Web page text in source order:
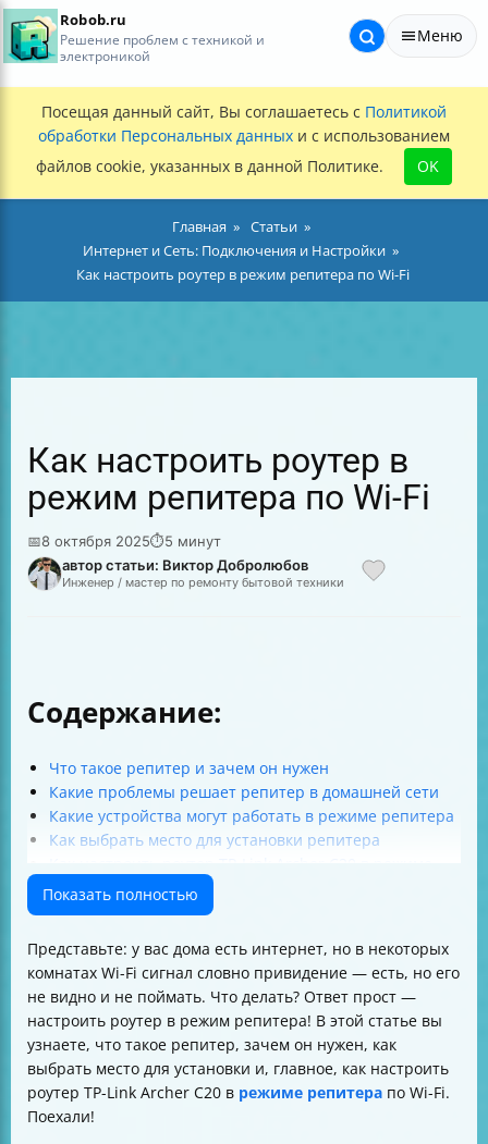
Robob.ru
Решение проблем с техникой и
электроникой
Меню
Посещая данный сайт, Вы соглашаетесь с Политикой
обработки Персональных данных и с использованием
файлов cookie, указанных в данной Политике.
OK
Главная
Статьи
Интернет и Сеть: Подключения и Настройки
Как настроить роутер в режим репитера по Wi-Fi
Как настроить роутер в
режим репитера по Wi-Fi
📅8 октября 2025⏱5 минут
автор статьи: Виктор Добролюбов
Инженер / мастер по ремонту бытовой техники
Содержание:
Что такое репитер и зачем он нужен
Какие проблемы решает репитер в домашней сети
Какие устройства могут работать в режиме репитера
Как выбрать место для установки репитера
репитера по Wi-Fi
Какие настройки проверить после настройки
Что делать, если не удается зайти в настройки
роутера после смены режима
Как избежать проблем с IP-адресами при
подключении двух роутеров
Преимущества и недостатки репитера Wi-Fi
Итог
Показать полностью
Представьте: у вас дома есть интернет, но в некоторых
комнатах Wi-Fi сигнал словно привидение — есть, но его
не видно и не поймать. Что делать? Ответ прост —
настроить роутер в режим репитера! В этой статье вы
узнаете, что такое репитер, зачем он нужен, как
выбрать место для установки и, главное, как настроить
роутер TP-Link Archer C20 в режиме репитера по Wi-Fi.
Поехали!